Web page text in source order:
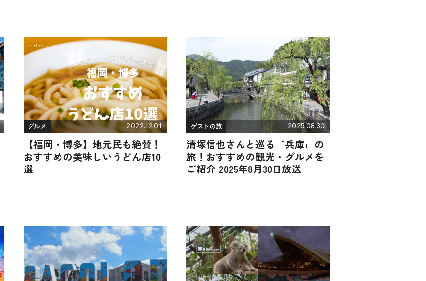
グルメ 2022.12.01
【福岡・博多】地元民も絶賛！
おすすめの美味しいうどん店10
選
ゲストの旅 2025.08.30
清塚信也さんと巡る『兵庫』の
旅！おすすめの観光・グルメを
ご紹介 2025年8月30日放送